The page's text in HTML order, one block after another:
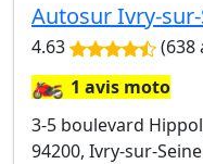
Autosur Ivry-
4.63 (638
🏍️1 avis moto
3-5 boulevard
94200, Ivry-sur-Seine